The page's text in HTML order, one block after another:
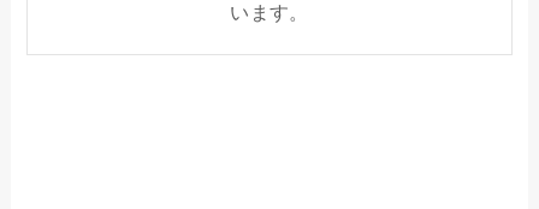
います。